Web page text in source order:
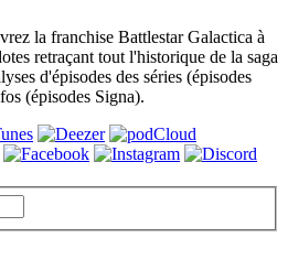
la franchise Battlestar Galactica à
retraçant tout l'historique de la saga
d'épisodes des séries (épisodes
(épisodes Signa).